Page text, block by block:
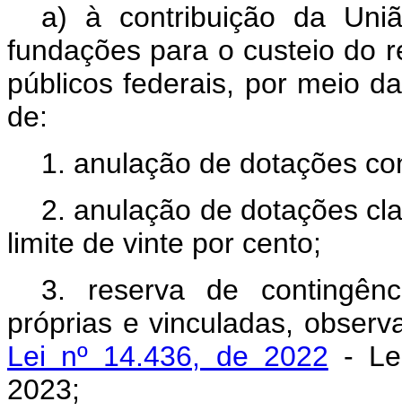
a) à contribuição da
fundações para o custeio do
públicos federais, por meio
de:
1. anulação de dotações
2. anulação de dotações
limite de vinte por cento;
3. reserva de
próprias e vinculadas,
Lei nº 14.436, de 2022 -
2023;